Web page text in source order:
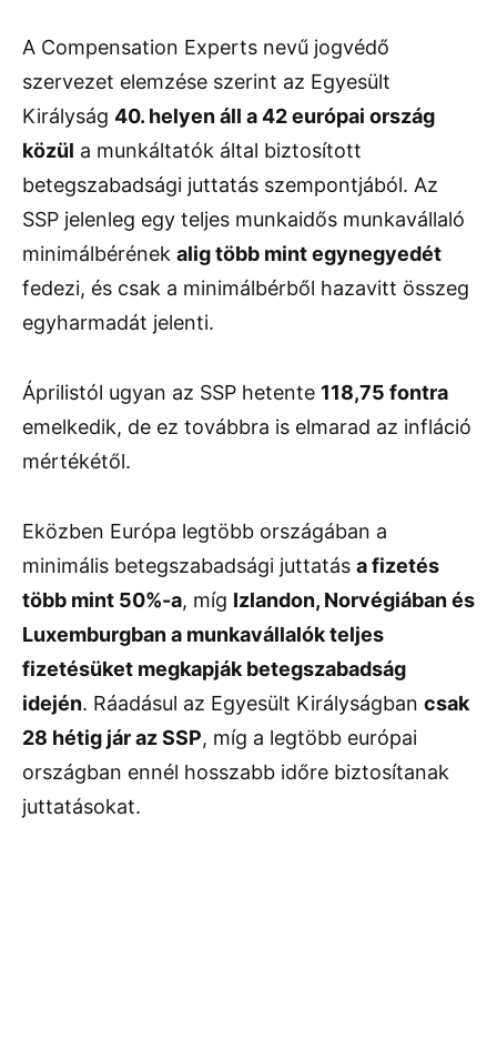
A Compensation Experts nevű jogvédő
szervezet elemzése szerint az Egyesült
Királyság 40. helyen áll a 42 európai ország
közül a munkáltatók által biztosított
betegszabadsági juttatás szempontjából. Az
SSP jelenleg egy teljes munkaidős munkavállaló
minimálbérének alig több mint egynegyedét
fedezi, és csak a minimálbérből hazavitt összeg
egyharmadát jelenti.
Áprilistól ugyan az SSP hetente 118,75 fontra
emelkedik, de ez továbbra is elmarad az infláció
mértékétől.
Eközben Európa legtöbb országában a
minimális betegszabadsági juttatás a fizetés
több mint 50%-a, míg Izlandon, Norvégiában és
Luxemburgban a munkavállalók teljes
fizetésüket megkapják betegszabadság
idején. Ráadásul az Egyesült Királyságban csak
28 hétig jár az SSP, míg a legtöbb európai
országban ennél hosszabb időre biztosítanak
juttatásokat.